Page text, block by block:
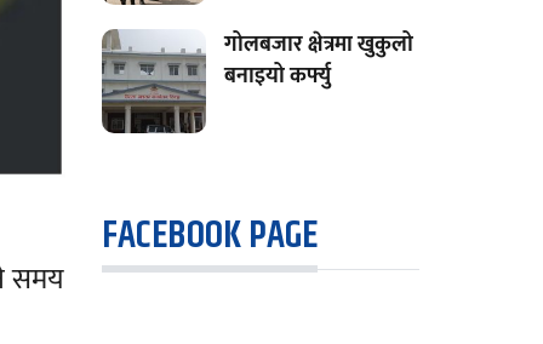
समय
गोलबजार क्षेत्रमा खुकुलो
बनाइयो कर्फ्यु
FACEBOOK PAGE